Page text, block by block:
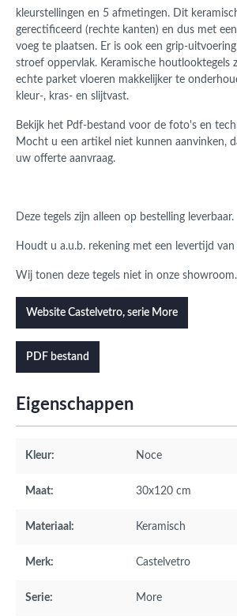
kleurstellingen en 5 afmetingen. Dit
gerectificeerd (rechte kanten) en dus met
voeg te plaatsen. Er is ook een grip-
stroef oppervlak. Keramische houtlooktegels
echte parket vloeren makkelijker te
kleur-, kras- en slijtvast.
Bekijk het Pdf-bestand voor de foto's en
Mocht u een artikel niet kunnen aanvinken,
uw offerte aanvraag.
Deze tegels zijn alleen op bestelling leverbaar.
Houdt u a.u.b. rekening met een levertijd
Wij tonen deze tegels niet in onze showroom.
Website Castelvetro, serie More
PDF bestand
Eigenschappen
Kleur: Noce
Maat: 30x120 cm
Materiaal: Keramisch
Merk: Castelvetro
Serie: More